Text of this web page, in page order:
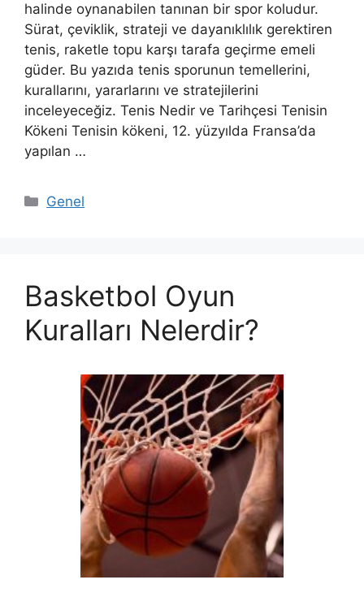
halinde oynanabilen tanınan bir spor koludur.
Sürat, çeviklik, strateji ve dayanıklılık gerektiren
tenis, raketle topu karşı tarafa geçirme emeli
güder. Bu yazıda tenis sporunun temellerini,
kurallarını, yararlarını ve stratejilerini
inceleyeceğiz. Tenis Nedir ve Tarihçesi Tenisin
Kökeni Tenisin kökeni, 12. yüzyılda Fransa’da
yapılan …
Kategoriler
Genel
Basketbol Oyun
Kuralları Nelerdir?